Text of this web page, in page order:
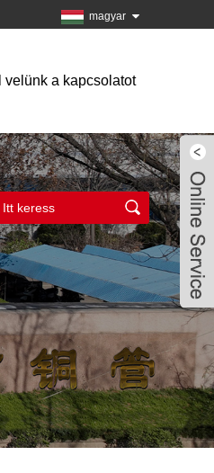
magyar
velünk a kapcsolatot